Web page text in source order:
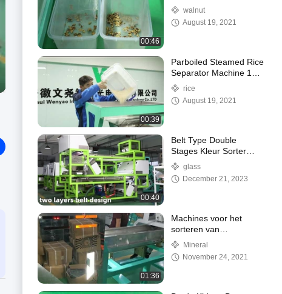
00:46
Kleur Sorter Aardnoot
Separator Met Nir CCD
Camera's
walnut
August 19, 2021
00:39
Parboiled Steamed Rice
Separator Machine 1
Chute 64 kanalen voor
rijstmolen om rijst te
verwerken
rice
August 19, 2021
00:40
Belt Type Double
Stages Kleur Sorter
Machine voor het
sorteren van glas
glass
December 21, 2023
01:36
Machines voor het
sorteren van
mineraalerts met een
hoge nauwkeurigheid
en een hoge capaciteit
Mineral
November 24, 2021